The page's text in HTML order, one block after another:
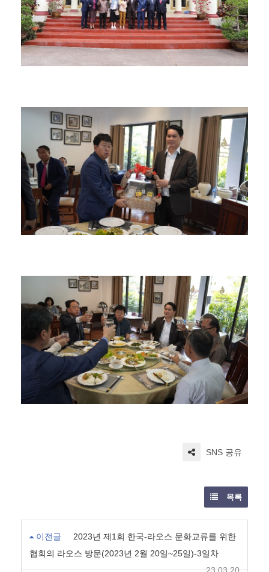
SNS 공유
목록
이전글
2023년 제1회 한국-라오스 문화교류를 위한
협회의 라오스 방문(2023년 2월 20일~25일)-3일차